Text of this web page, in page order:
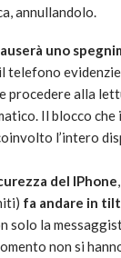
annullandolo.
uno
telefono
alla
Il blocco che
l’intero
del IPhone
fa andare in
solo la
non si
quale